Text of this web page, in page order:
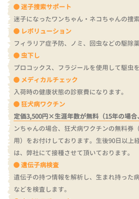
迷子捜索サポート
迷子になったワンちゃん・ネコちゃんの捜
レボリューション
フィラリア症予防、ノミ、回虫などの駆除
虫下し
プロコックス、フラジールを使用して駆虫
メディカルチェック
入荷時の健康状態の診察費になります。
狂犬病ワクチン
定価3,500円×生涯年数が無料（15年の場合
ンちゃんの場合、狂犬病ワクチンの無料券
用）をお付けしております。 生後90日以上
は、弊社にて接種させて頂いております。
遺伝子病検査
遺伝子の持つ情報を解析し、生まれ持った
などを検査します。